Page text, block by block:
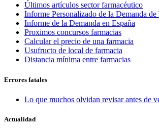
Últimos artículos sector farmacéutico
Informe Personalizado de la Demanda
Informe de la Demanda en España
Proximos concursos farmacias
Calcular el precio de una farmacia
Usufructo de local de farmacia
Distancia mínima entre farmacias
Errores fatales
Lo que muchos olvidan revisar antes de
Actualidad